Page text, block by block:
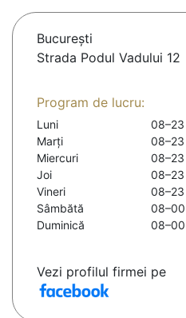
Bucureşti
Strada Podul Vadului 12
Program de lucru:
Luni
08–23
Marți
08–23
Miercuri
08–23
Joi
08–23
Vineri
08–23
Sâmbătă
08–00
Duminică
08–00
Vezi profilul firmei pe